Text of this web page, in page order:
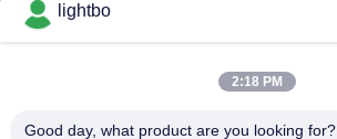
86-755-83983496
lightbo
2:18 PM
Good day, what product are you looking for?